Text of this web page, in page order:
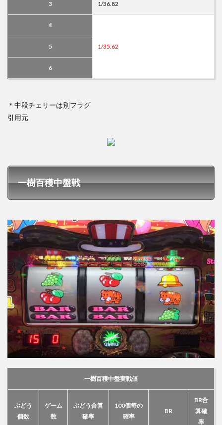
3 1/36.82
4
1/35.62
5
6
＊中段チェリーは別フラグ
引用元
一樹百穫中盤戦
一樹百穫中盤実戦値
ぶどう
個数
ゲーム
数
ぶどう合算
確率
100個毎の
確率
BR
BR合
算確
率